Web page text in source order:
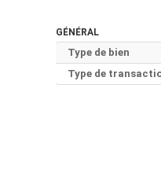
GÉNÉRAL
Type de bien
Type de